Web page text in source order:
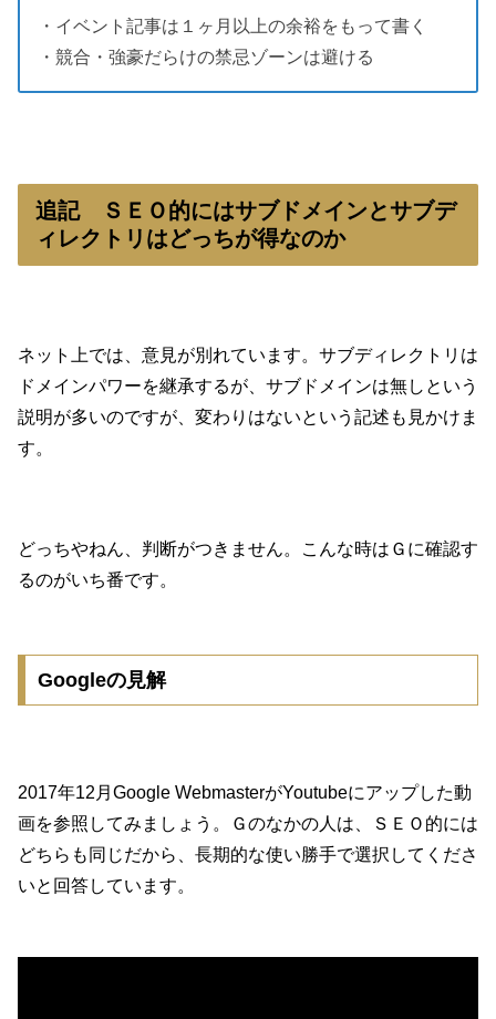
・イベント記事は１ヶ月以上の余裕をもって書く
・競合・強豪だらけの禁忌ゾーンは避ける
追記 ＳＥＯ的にはサブドメインとサブデ
ィレクトリはどっちが得なのか
ネット上では、意見が別れています。サブディレクトリは
ドメインパワーを継承するが、サブドメインは無しという
説明が多いのですが、変わりはないという記述も見かけま
す。
どっちやねん、判断がつきません。こんな時はＧに確認す
るのがいち番です。
Googleの見解
2017年12月Google WebmasterがYoutubeにアップした動
画を参照してみましょう。Ｇのなかの人は、ＳＥＯ的には
どちらも同じだから、長期的な使い勝手で選択してくださ
いと回答しています。